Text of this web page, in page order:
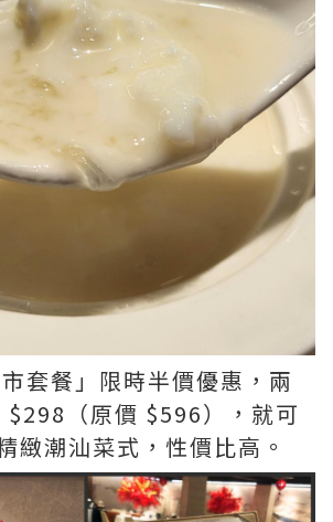
套餐」限時半價優惠，兩
$298（原價 $596），就可
緻潮汕菜式，性價比高。